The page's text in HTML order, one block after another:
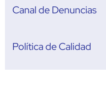
Canal de Denuncias
Política de Calidad